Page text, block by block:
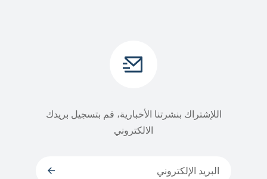
اللإشتراك بنشرتنا الأخبارية، قم بتسجيل بريدك
الالكتروني